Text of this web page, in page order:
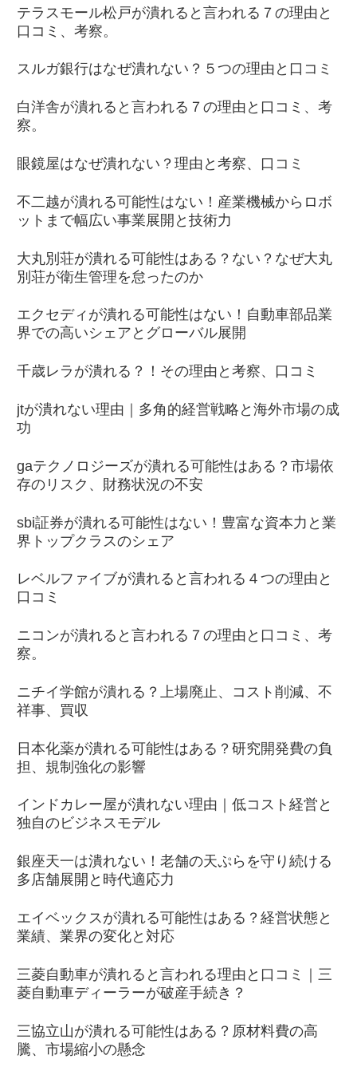
テラスモール松戸が潰れると言われる７の理由と
口コミ、考察。
スルガ銀行はなぜ潰れない？５つの理由と口コミ
白洋舎が潰れると言われる７の理由と口コミ、考
察。
眼鏡屋はなぜ潰れない？理由と考察、口コミ
不二越が潰れる可能性はない！産業機械からロボ
ットまで幅広い事業展開と技術力
大丸別荘が潰れる可能性はある？ない？なぜ大丸
別荘が衛生管理を怠ったのか
エクセディが潰れる可能性はない！自動車部品業
界での高いシェアとグローバル展開
千歳レラが潰れる？！その理由と考察、口コミ
jtが潰れない理由｜多角的経営戦略と海外市場の成
功
gaテクノロジーズが潰れる可能性はある？市場依
存のリスク、財務状況の不安
sbi証券が潰れる可能性はない！豊富な資本力と業
界トップクラスのシェア
レベルファイブが潰れると言われる４つの理由と
口コミ
ニコンが潰れると言われる７の理由と口コミ、考
察。
ニチイ学館が潰れる？上場廃止、コスト削減、不
祥事、買収
日本化薬が潰れる可能性はある？研究開発費の負
担、規制強化の影響
インドカレー屋が潰れない理由｜低コスト経営と
独自のビジネスモデル
銀座天一は潰れない！老舗の天ぷらを守り続ける
多店舗展開と時代適応力
エイベックスが潰れる可能性はある？経営状態と
業績、業界の変化と対応
三菱自動車が潰れると言われる理由と口コミ｜三
菱自動車ディーラーが破産手続き？
三協立山が潰れる可能性はある？原材料費の高
騰、市場縮小の懸念